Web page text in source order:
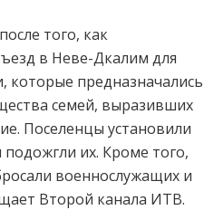
того, как
в Неве-Дкалим для
которые предназначались
семей, выразивших
Поселенцы установили
их. Кроме того,
военнослужащих и
Второй канала ИТВ.